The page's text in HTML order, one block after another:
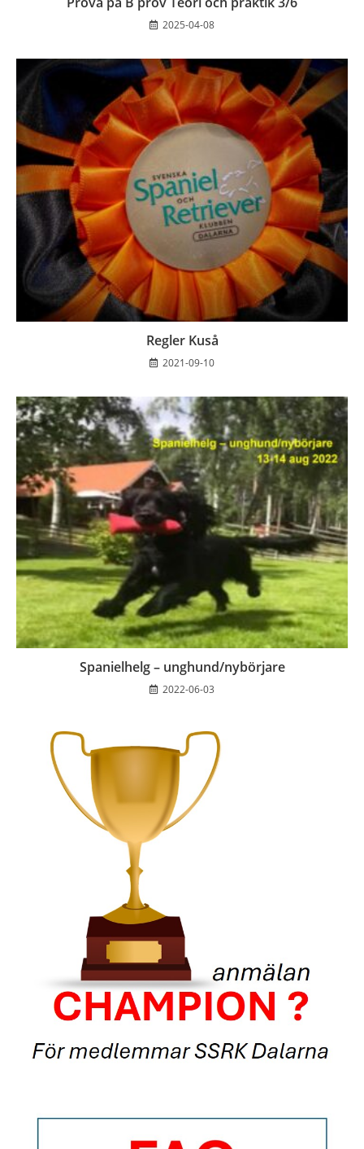
2025-04-08
Regler Kuså
2021-09-10
Spanielhelg – unghund/nybörjare
2022-06-03